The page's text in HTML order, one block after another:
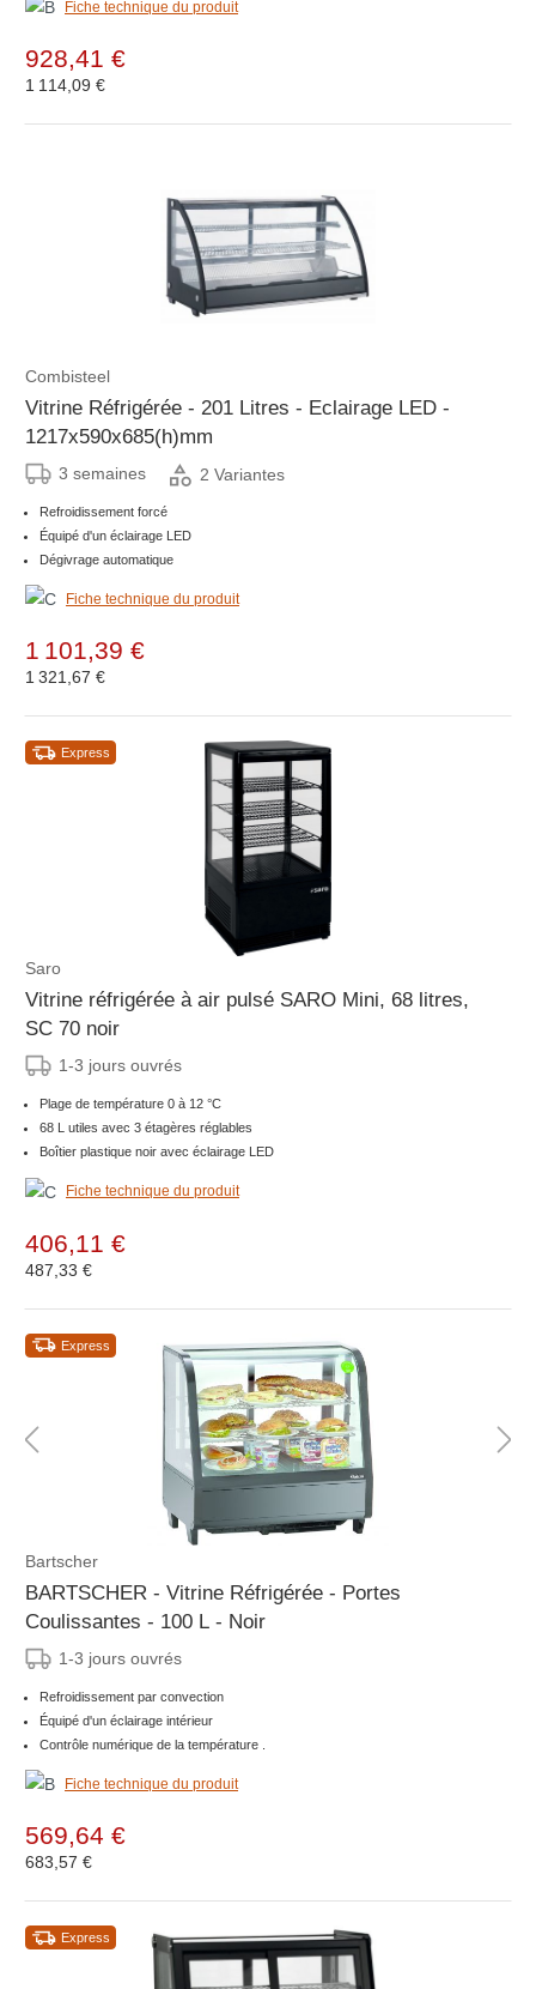
Fiche technique du produit
928,41 €
1 114,09 €
Combisteel
Vitrine Réfrigérée - 201 Litres - Eclairage LED -
1217x590x685(h)mm
3 semaines 2 Variantes
Refroidissement forcé
Équipé d'un éclairage LED
Dégivrage automatique
Fiche technique du produit
1 101,39 €
1 321,67 €
Express
Saro
Vitrine réfrigérée à air pulsé SARO Mini, 68 litres,
SC 70 noir
1-3 jours ouvrés
Plage de température 0 à 12 °C
68 L utiles avec 3 étagères réglables
Boîtier plastique noir avec éclairage LED
Fiche technique du produit
406,11 €
487,33 €
Express
Bartscher
BARTSCHER - Vitrine Réfrigérée - Portes
Coulissantes - 100 L - Noir
1-3 jours ouvrés
Refroidissement par convection
Équipé d'un éclairage intérieur
Contrôle numérique de la température .
Fiche technique du produit
569,64 €
683,57 €
Express